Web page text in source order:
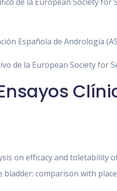
Española de Andrología
de la European Society for
on efficacy and toletability
comparison with